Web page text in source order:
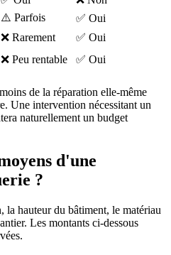
⚠️ Parfois
✅ Oui
❌ Rarement
✅ Oui
❌ Peu rentable ✅ Oui
de la réparation elle-même
Une intervention nécessitant un
naturellement un budget
d'une
?
la hauteur du bâtiment, le matériau
Les montants ci-dessous